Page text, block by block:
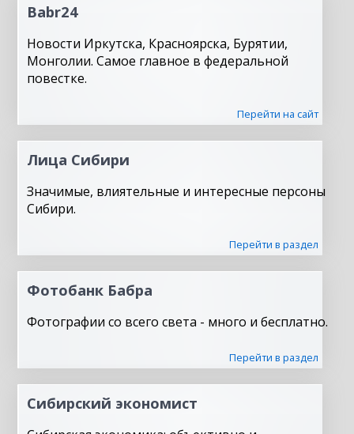
Babr24
Новости Иркутска, Красноярска, Бурятии,
Монголии. Самое главное в федеральной
повестке.
Перейти на сайт
Лица Сибири
Значимые, влиятельные и интересные персоны
Сибири.
Перейти в раздел
Фотобанк Бабра
Фотографии со всего света - много и бесплатно.
Перейти в раздел
Сибирский экономист